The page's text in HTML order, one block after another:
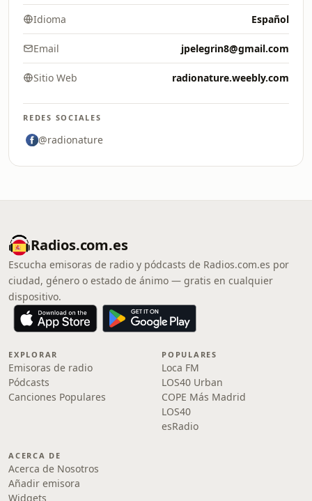
Idioma Español
Email jpelegrin8@gmail.com
Sitio Web radionature.weebly.com
REDES SOCIALES
@radionature
Radios.com.es
Escucha emisoras de radio y pódcasts de Radios.com.es por
ciudad, género o estado de ánimo — gratis en cualquier
dispositivo.
EXPLORAR
Emisoras de radio
Pódcasts
Canciones Populares
POPULARES
Loca FM
LOS40 Urban
COPE Más Madrid
LOS40
esRadio
ACERCA DE
Acerca de Nosotros
Añadir emisora
Widgets